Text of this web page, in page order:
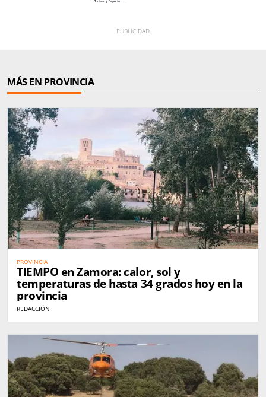
MÁS EN PROVINCIA
PROVINCIA
TIEMPO en Zamora: calor, sol y
temperaturas de hasta 34 grados hoy en la
provincia
REDACCIÓN